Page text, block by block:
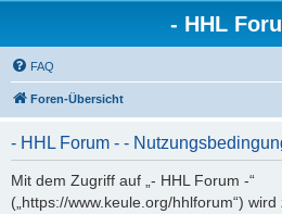
- HHL
FAQ
Foren-Übersicht
- HHL Forum - -
Mit dem Zugriff auf „- HHL Forum -“
(„https://www.keule.org/hhlforum“)